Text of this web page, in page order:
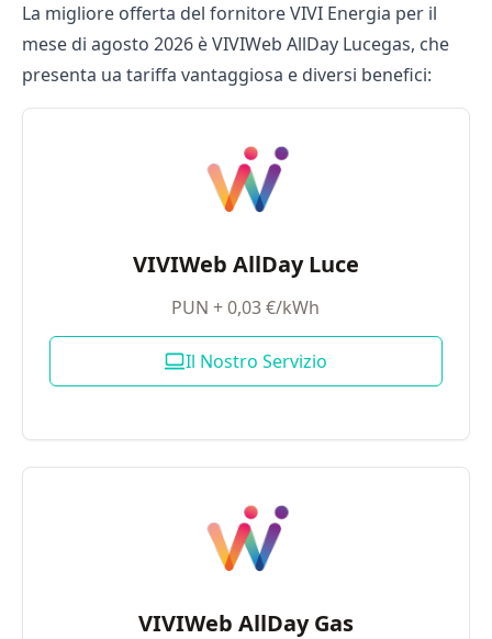
La migliore offerta del fornitore VIVI Energia per il
mese di agosto 2026 è VIVIWeb AllDay Lucegas, che
presenta ua tariffa vantaggiosa e diversi benefici:
VIVIWeb AllDay Luce
PUN + 0,03 €/kWh
Il Nostro Servizio
VIVIWeb AllDay Gas